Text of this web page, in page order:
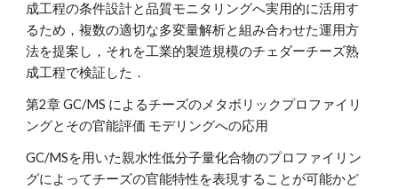
成工程の条件設計と品質モニタリングへ実用的に活用す
るため，複数の適切な多変量解析と組み合わせた運用方
法を提案し，それを工業的製造規模のチェダーチーズ熟
成工程で検証した．
第2章 GC/MS によるチーズのメタボリックプロファイリ
ングとその官能評価 モデリングへの応用
GC/MSを用いた親水性低分子量化合物のプロファイリン
グによってチーズの官能特性を表現することが可能かど